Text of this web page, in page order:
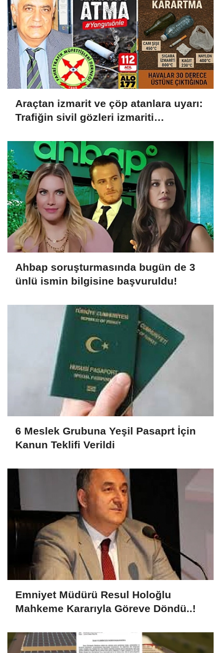
Araçtan izmarit ve çöp atanlara uyarı:
Trafiğin sivil gözleri izmariti
Ahbap soruşturmasında bugün de 3
ünlü ismin bilgisine başvuruldu!
6 Meslek Grubuna Yeşil Pasaprt İçin
Kanun Teklifi Verildi
Emniyet Müdürü Resul Holoğlu
Mahkeme Kararıyla Göreve Döndü..!